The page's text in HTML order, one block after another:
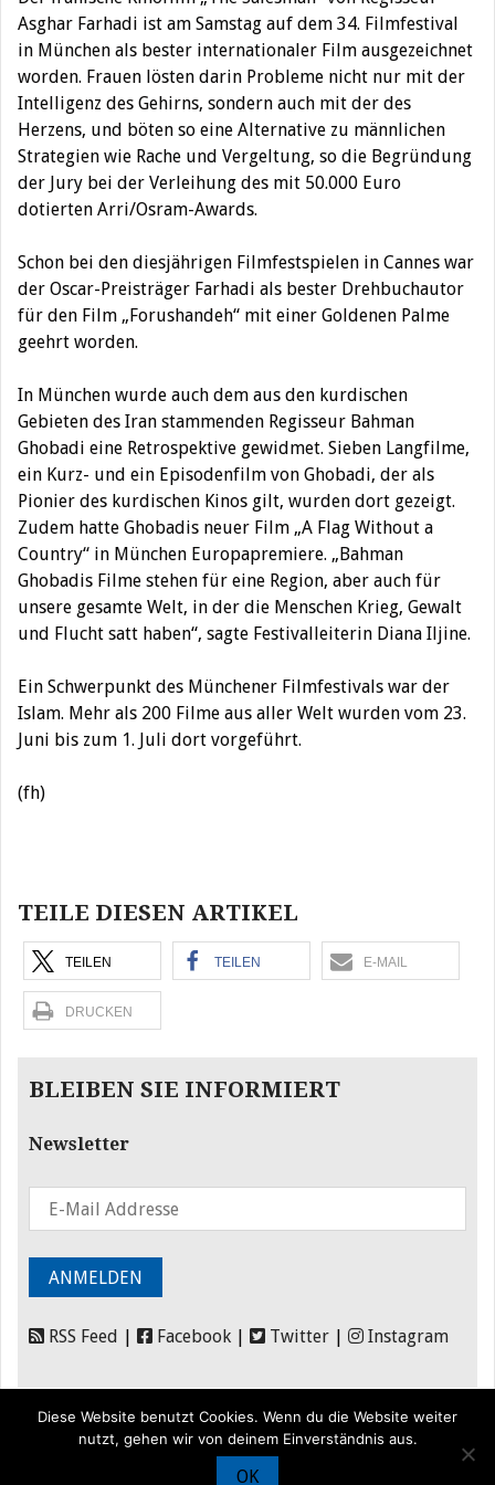
Asghar Farhadi ist am Samstag auf dem 34. Filmfestival
in München als bester internationaler Film ausgezeichnet
worden. Frauen lösten darin Probleme nicht nur mit der
Intelligenz des Gehirns, sondern auch mit der des
Herzens, und böten so eine Alternative zu männlichen
Strategien wie Rache und Vergeltung, so die Begründung
der Jury bei der Verleihung des mit 50.000 Euro
dotierten Arri/Osram-Awards.
Schon bei den diesjährigen Filmfestspielen in Cannes war
der Oscar-Preisträger Farhadi als bester Drehbuchautor
für den Film „Forushandeh“ mit einer Goldenen Palme
geehrt worden.
In München wurde auch dem aus den kurdischen
Gebieten des Iran stammenden Regisseur Bahman
Ghobadi eine Retrospektive gewidmet. Sieben Langfilme,
ein Kurz- und ein Episodenfilm von Ghobadi, der als
Pionier des kurdischen Kinos gilt, wurden dort gezeigt.
Zudem hatte Ghobadis neuer Film „A Flag Without a
Country“ in München Europapremiere. „Bahman
Ghobadis Filme stehen für eine Region, aber auch für
unsere gesamte Welt, in der die Menschen Krieg, Gewalt
und Flucht satt haben“, sagte Festivalleiterin Diana Iljine.
Ein Schwerpunkt des Münchener Filmfestivals war der
Islam. Mehr als 200 Filme aus aller Welt wurden vom 23.
Juni bis zum 1. Juli dort vorgeführt.
(fh)
TEILE DIESEN ARTIKEL
TEILEN TEILEN E-MAIL
DRUCKEN
BLEIBEN SIE INFORMIERT
Newsletter
RSS Feed Facebook Twitter Instagram
Förderung|
Diese Website benutzt Cookies. Wenn du die Website weiter
nutzt, gehen wir von deinem Einverständnis aus.
OK